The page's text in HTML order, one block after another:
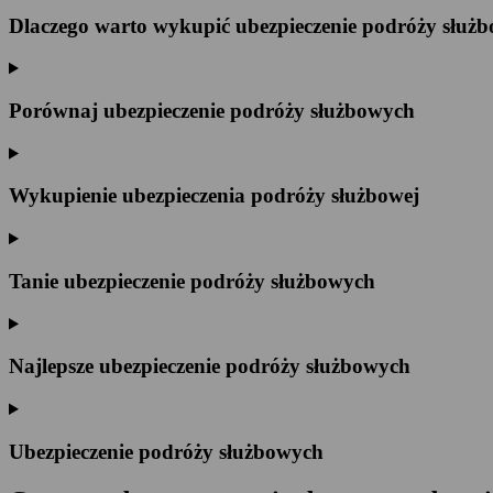
Dlaczego warto wykupić ubezpieczenie podróży
Porównaj ubezpieczenie podróży służbowych
Wykupienie ubezpieczenia podróży służbowej
Tanie ubezpieczenie podróży służbowych
Najlepsze ubezpieczenie podróży służbowych
Ubezpieczenie podróży służbowych